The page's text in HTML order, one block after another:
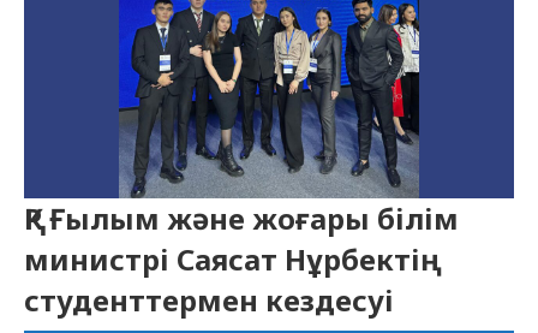
ҚР Ғылым және жоғары білім
министрі Саясат Нұрбектің
студенттермен кездесуі